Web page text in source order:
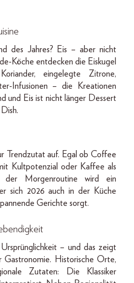
des Jahres? Eis – aber nicht
Köche entdecken die Eiskugel
eingelegte Zitrone,
Infusionen – die Kreationen
und Eis ist nicht länger Dessert
Trendzutat auf. Egal ob Coffee
Kultpotenzial oder Kaffee als
der Morgenroutine wird ein
sich 2026 auch in der Küche
Gerichte sorgt.
– und das zeigt
Gastronomie. Historische Orte,
Zutaten: Die Klassiker